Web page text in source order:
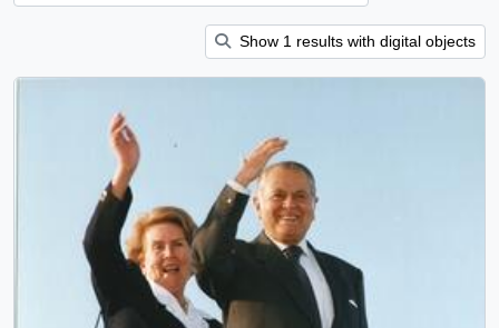
Show 1 results with digital objects